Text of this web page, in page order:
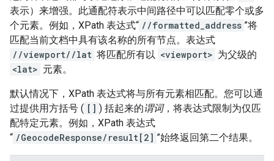
表示）来增强。此通配符表示中间路径中可以匹配零个或多
个元素。例如，XPath 表达式“ //formatted_address ”将
匹配当前文档中具有该名称的所有节点。表达式
//viewport//lat 将匹配所有以 <viewport> 为父级的
<lat> 元素。
默认情况下，XPath 表达式将与所有元素相匹配。您可以通
过提供用方括号 ( [] ) 括起来的谓词，将表达式限制为仅匹
配特定元素。例如，XPath 表达式
“ /GeocodeResponse/result[2] ”始终返回第二个结果。